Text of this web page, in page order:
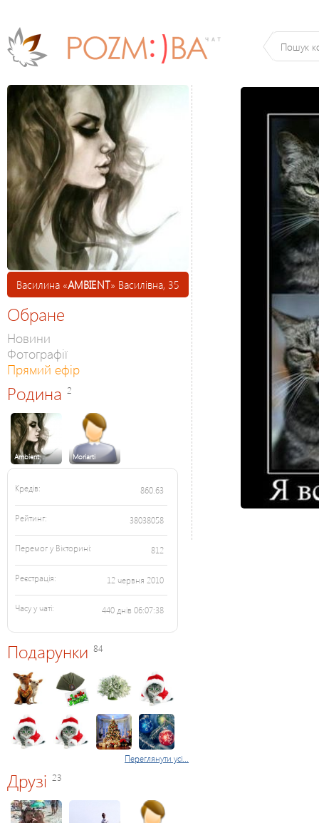
Василина «AMBIENT» Василівна, 35
Обране
Новини
Фотографії
Прямий ефір
Родина 2
Ambient Moriarti
Кредів: 860.63
Рейтинг: 38038058
Перемог у Вікторині: 812
Реєстрація: 12 червня 2010
Часу у чаті: 440 днів 06:07:38
Подарунки 84
Переглянути усі...
Друзі 23